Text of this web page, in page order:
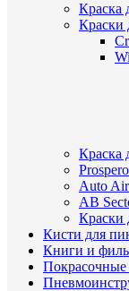
Краска
Краски
Краска
Prospero
Auto
AB
Краски
Кисти для
Книги и